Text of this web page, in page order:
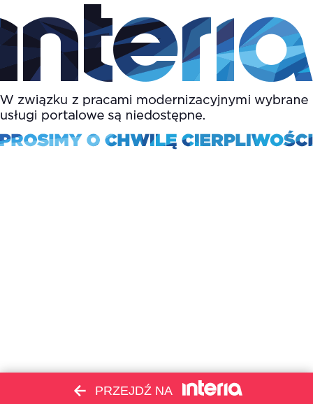
PRZEJDŹ NA